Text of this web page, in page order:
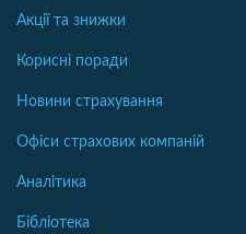
Акції та знижки
Корисні поради
Новини страхування
Офіси страхових компаній
Аналітика
Бібліотека